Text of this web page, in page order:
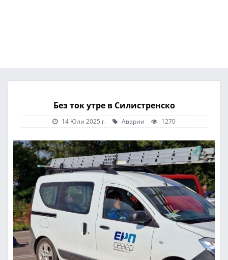
Без ток утре в Силистренско
14 Юли 2025 г. Аварии 1270